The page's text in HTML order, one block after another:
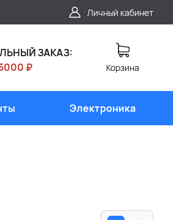
Личный кабинет
ЗАКАЗ:
₽
Корзина
Электроника